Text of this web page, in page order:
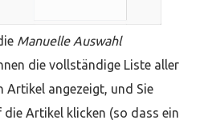
Manuelle Auswahl
die vollständige Liste aller
Artikel angezeigt, und Sie
Artikel klicken (so dass ein